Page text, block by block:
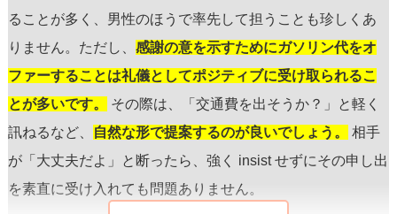
ることが多く、男性のほうで率先して担うことも珍しくあ
りません。ただし、 感謝の意を示すためにガソリン代をオ
ファーすることは礼儀としてポジティブに受け取られるこ
とが多いです。
その際は、「交通費を出そうか？」と軽く
訊ねるなど、
自然な形で提案するのが良いでしょう。
相手
が「大丈夫だよ」と断ったら、強く insist せずにその申し出
を素直に受け入れても問題ありません。